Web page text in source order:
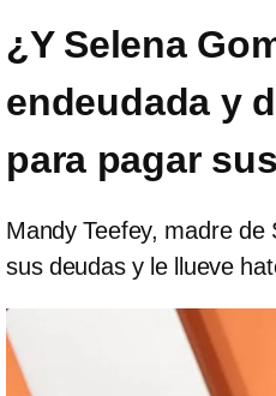
¿Y Selena
endeudada y
para pagar
Mandy Teefey, madre
sus deudas y le llueve